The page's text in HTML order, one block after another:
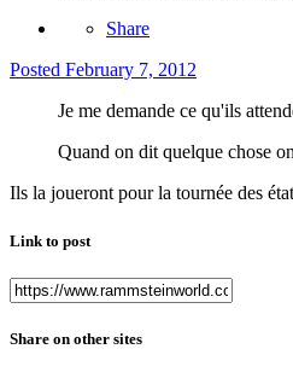
Share
Posted February 7, 2012
Je me demande ce qu'ils
Quand on dit quelque chose
Ils la joueront pour la tournée des
Link to post
Share on other sites